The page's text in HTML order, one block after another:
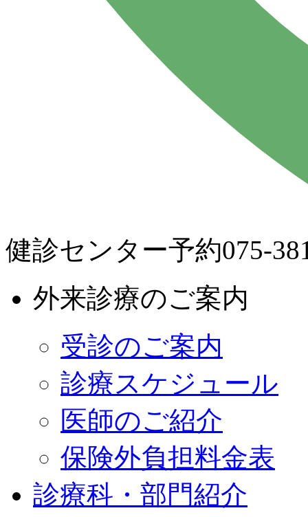
健診センター予約075-
外来診療のご案内
受診のご案内
診療スケジュール
医師のご紹介
保険外負担料金表
診療科・部門紹介